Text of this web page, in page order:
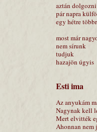
aztán dolgozni
pár napra
egy hétre
most már
nem sírunk
tudjuk
hazajön úgyis
Esti ima
Az anyukám
Nagynak kell
Mert elvitték
Ahonnan nem